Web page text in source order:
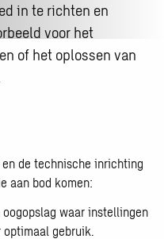
in te richten en
voor het
of het oplossen van
de technische inrichting
aan bod komen:
waar instellingen
gebruik.